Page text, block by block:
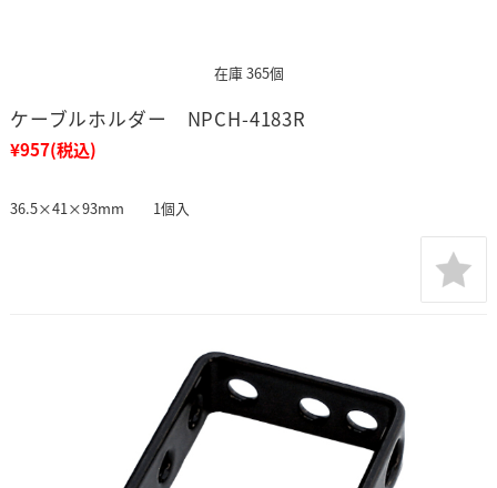
在庫 365個
ケーブルホルダー NPCH-4183R
¥957(税込)
36.5×41×93mm 1個入